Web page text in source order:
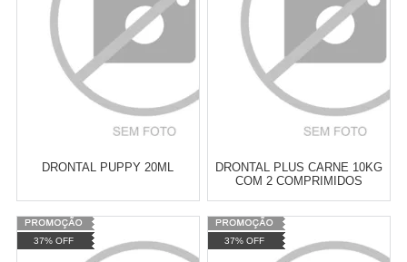
COMPRAR COMPRAR
DRONTAL PUPPY 20ML
Varejo:
Atacado: R$ 2.550,90 (Apenas
DRONTAL PLUS CARNE 10KG
COM 2 COMPRIMIDOS
Varejo:
Atacado: R$ 2.550,90 (Apenas
37% OFF 37% OFF